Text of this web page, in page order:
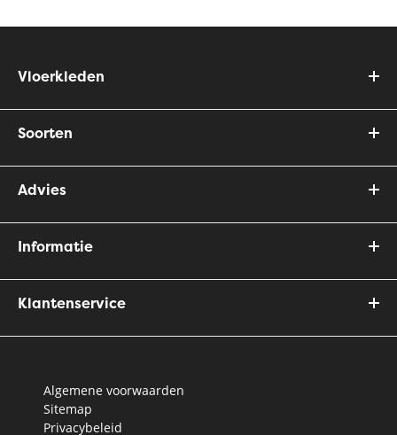
Vloerkleden
Soorten
Advies
Informatie
Klantenservice
Algemene voorwaarden
Sitemap
Privacybeleid